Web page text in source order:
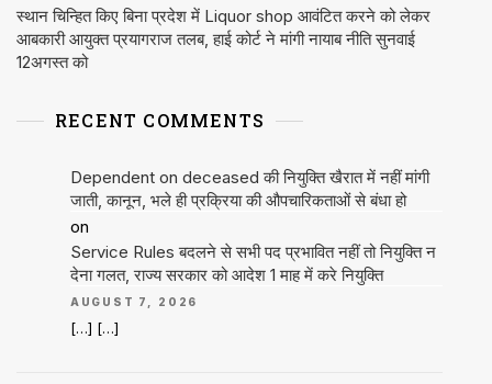
स्थान चिन्हित किए बिना प्रदेश में Liquor shop आवंटित करने को लेकर
आबकारी आयुक्त प्रयागराज तलब, हाई कोर्ट ने मांगी नायाब नीति सुनवाई
12अगस्त को
RECENT COMMENTS
Dependent on deceased की नियुक्ति खैरात में नहीं मांगी
जाती, कानून, भले ही प्रक्रिया की औपचारिकताओं से बंधा हो
on
Service Rules बदलने से सभी पद प्रभावित नहीं तो नियुक्ति न
देना गलत, राज्य सरकार को आदेश 1 माह में करे नियुक्ति
AUGUST 7, 2026
[…] […]